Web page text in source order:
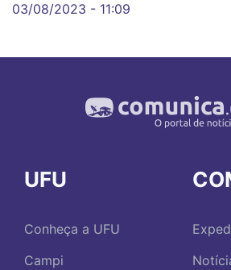
03/08/2023 - 11:09
UFU
Conheça a UFU
Campi